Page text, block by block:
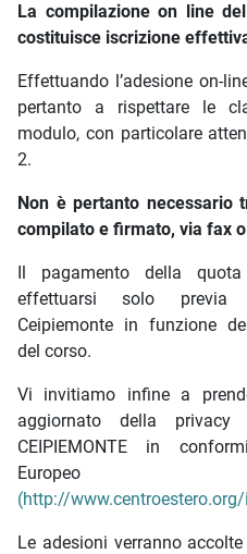
La compilazione on line
costituisce iscrizione
Effettuando l’adesione on-
pertanto a rispettare le
modulo, con particolare
2.
Non è pertanto necessario
compilato e firmato, via fax
Il pagamento della
effettuarsi solo previa
Ceipiemonte in funzione
del corso.
Vi invitiamo infine a
aggiornato della
CEIPIEMONTE in
Europeo
(http://
Le adesioni verranno